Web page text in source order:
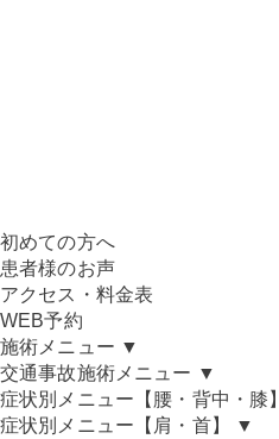
初めての方へ
患者様のお声
アクセス・料金表
WEB予約
施術メニュー ▼
交通事故施術メニュー ▼
症状別メニュー【腰・背中・膝】
症状別メニュー【肩・首】
▼